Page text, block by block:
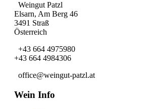
Weingut Patzl
Elsarn, Am Berg 46
3491 Straß
Österreich
+43 664 4975980
+43 664 4984306
office@weingut-patzl.at
Wein Info